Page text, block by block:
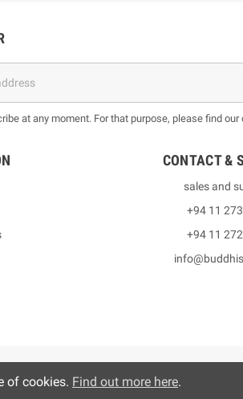
at any moment. For that purpose, please find
CONTACT &
sales and
+94 11
+94 11
of cookies. Find out more here.